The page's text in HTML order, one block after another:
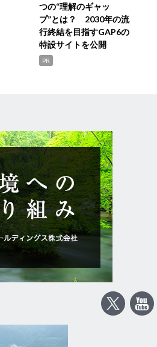
つの“理解のギャッ
プ”とは？ 2030年の流
行終結を目指すGAP6の
特設サイトを公開
PR